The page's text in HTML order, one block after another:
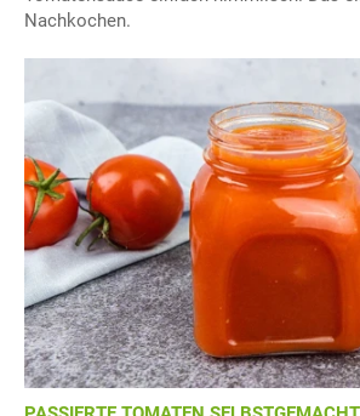
Nachkochen.